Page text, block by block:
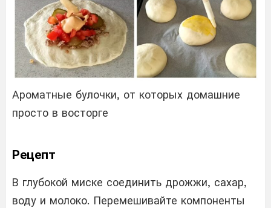
Ароматные булочки, от которых домашние
просто в восторге
Рецепт
В глубокой миске соединить дрожжи, сахар,
воду и молоко. Перемешивайте компоненты